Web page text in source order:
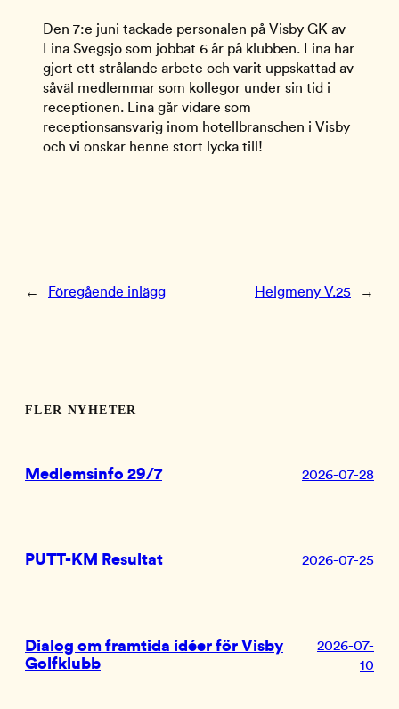
Den 7:e juni tackade personalen på Visby GK av
Lina Svegsjö som jobbat 6 år på klubben. Lina har
gjort ett strålande arbete och varit uppskattad av
såväl medlemmar som kollegor under sin tid i
receptionen. Lina går vidare som
receptionsansvarig inom hotellbranschen i Visby
och vi önskar henne stort lycka till!
← Föregående inlägg Helgmeny V.25 →
FLER NYHETER
Medlemsinfo 29/7 2026-07-28
PUTT-KM Resultat 2026-07-25
Dialog om framtida idéer för Visby
Golfklubb
2026-07-
10